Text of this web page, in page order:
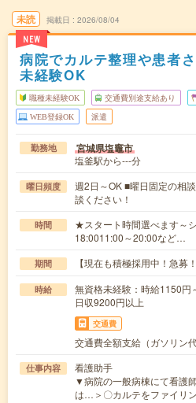
未読
NEW
掲載日 2026/08/04
病院でカルテ整理や患者
未経験OK
職種未経験OK 交通費別途支給あり
WEB登録OK 派遣
勤務地 宮城県塩竈市
塩釜駅から---分
曜日頻度
週2日～OK ■曜日固定の相
談ください！
時間
★スタート時間選べます～
18:0011:00～20:00など…
期間 【現在も積極採用中！急募
時給
無資格未経験：時給1150
日収9200円以上
交通費
交通費全額支給（ガソリン
仕事内容
看護助手
▼病院の一般病棟にて看護
は…＞〇カルテをファイリ